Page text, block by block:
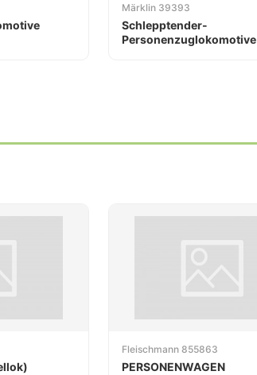
Märklin 39393
Schlepptender-
Personenzuglokomotive
Fleischmann 855863
PERSONENWAGEN